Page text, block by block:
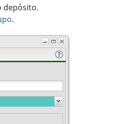
depósito.
.